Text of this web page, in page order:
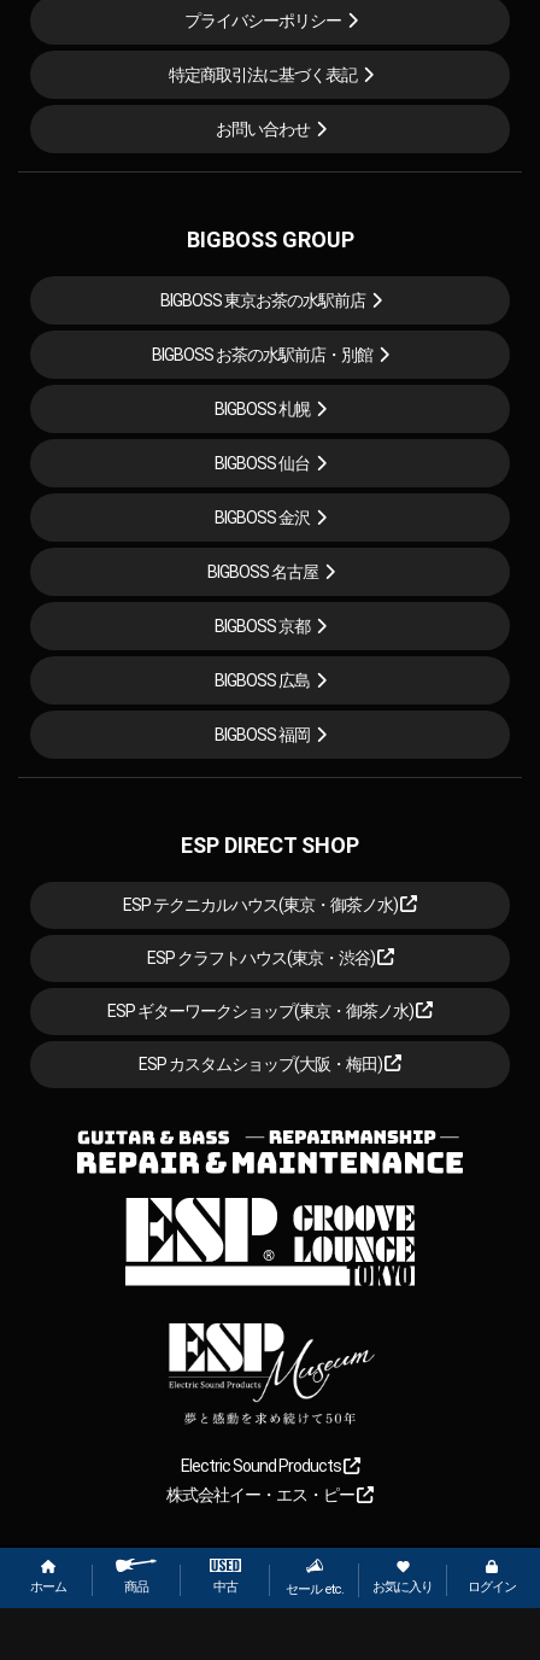
ホーム 商品 中古 セール etc. お気に入り ログイン
プライバシーポリシー
特定商取引法に基づく表記
お問い合わせ
BIGBOSS GROUP
BIGBOSS 東京お茶の水駅前店
BIGBOSS お茶の水駅前店・別館
BIGBOSS 札幌
BIGBOSS 仙台
BIGBOSS 金沢
BIGBOSS 名古屋
BIGBOSS 京都
BIGBOSS 広島
BIGBOSS 福岡
ESP DIRECT SHOP
ESP テクニカルハウス(東京・御茶ノ水)
ESP クラフトハウス(東京・渋谷)
ESP ギターワークショップ(東京・御茶ノ水)
ESP カスタムショップ(大阪・梅田)
Electric Sound Products
株式会社イー・エス・ピー
Copyright 2026【ESP直営】BIGBOSS オンラインマーケット(ギター＆
ベース). All rights reserved.